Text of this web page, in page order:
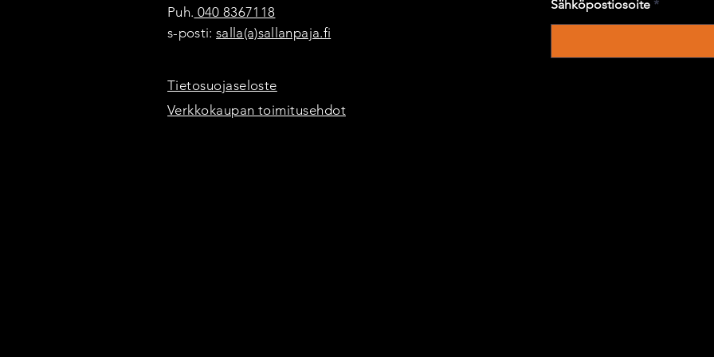
Puh. 040 8367118
s-posti:salla(a)sallanpaja.fi
Sähköpostiosoite
Tietosuojaseloste
Verkkokaupan toimitusehdot